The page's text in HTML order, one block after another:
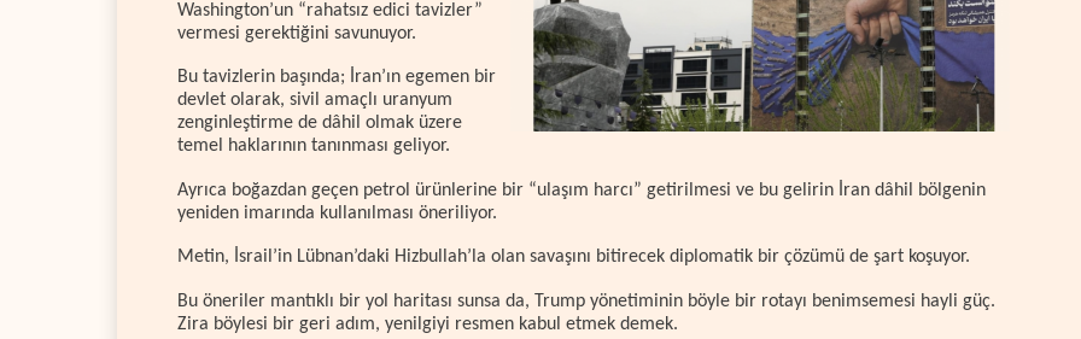
Washington’un “rahatsız edici tavizler”
vermesi gerektiğini savunuyor.
Bu tavizlerin başında; İran’ın egemen bir
devlet olarak, sivil amaçlı uranyum
zenginleştirme de dâhil olmak üzere
temel haklarının tanınması geliyor.
Ayrıca boğazdan geçen petrol ürünlerine bir “ulaşım harcı” getirilmesi ve bu gelirin İran dâhil bölgenin
yeniden imarında kullanılması öneriliyor.
Metin, İsrail’in Lübnan’daki Hizbullah’la olan savaşını bitirecek diplomatik bir çözümü de şart koşuyor.
Bu öneriler mantıklı bir yol haritası sunsa da, Trump yönetiminin böyle bir rotayı benimsemesi hayli güç.
Zira böylesi bir geri adım, yenilgiyi resmen kabul etmek demek.